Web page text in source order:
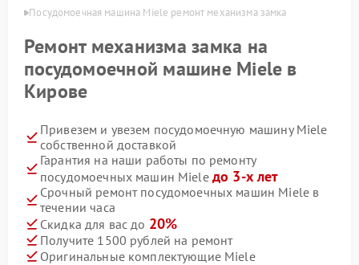
Посудомоечная машина Miele ремонт механизма замка
Ремонт механизма замка на
посудомоечной машине Miele в
Кирове
Привезем и увезем посудомоечную машину Miele
собственной доставкой
Гарантия на наши работы по ремонту
посудомоечных машин Miele до 3-х лет
Срочный ремонт посудомоечных машин Miele в
течении часа
Скидка для вас до 20%
Получите 1500 рублей на ремонт
Оригинальные комплектующие Miele